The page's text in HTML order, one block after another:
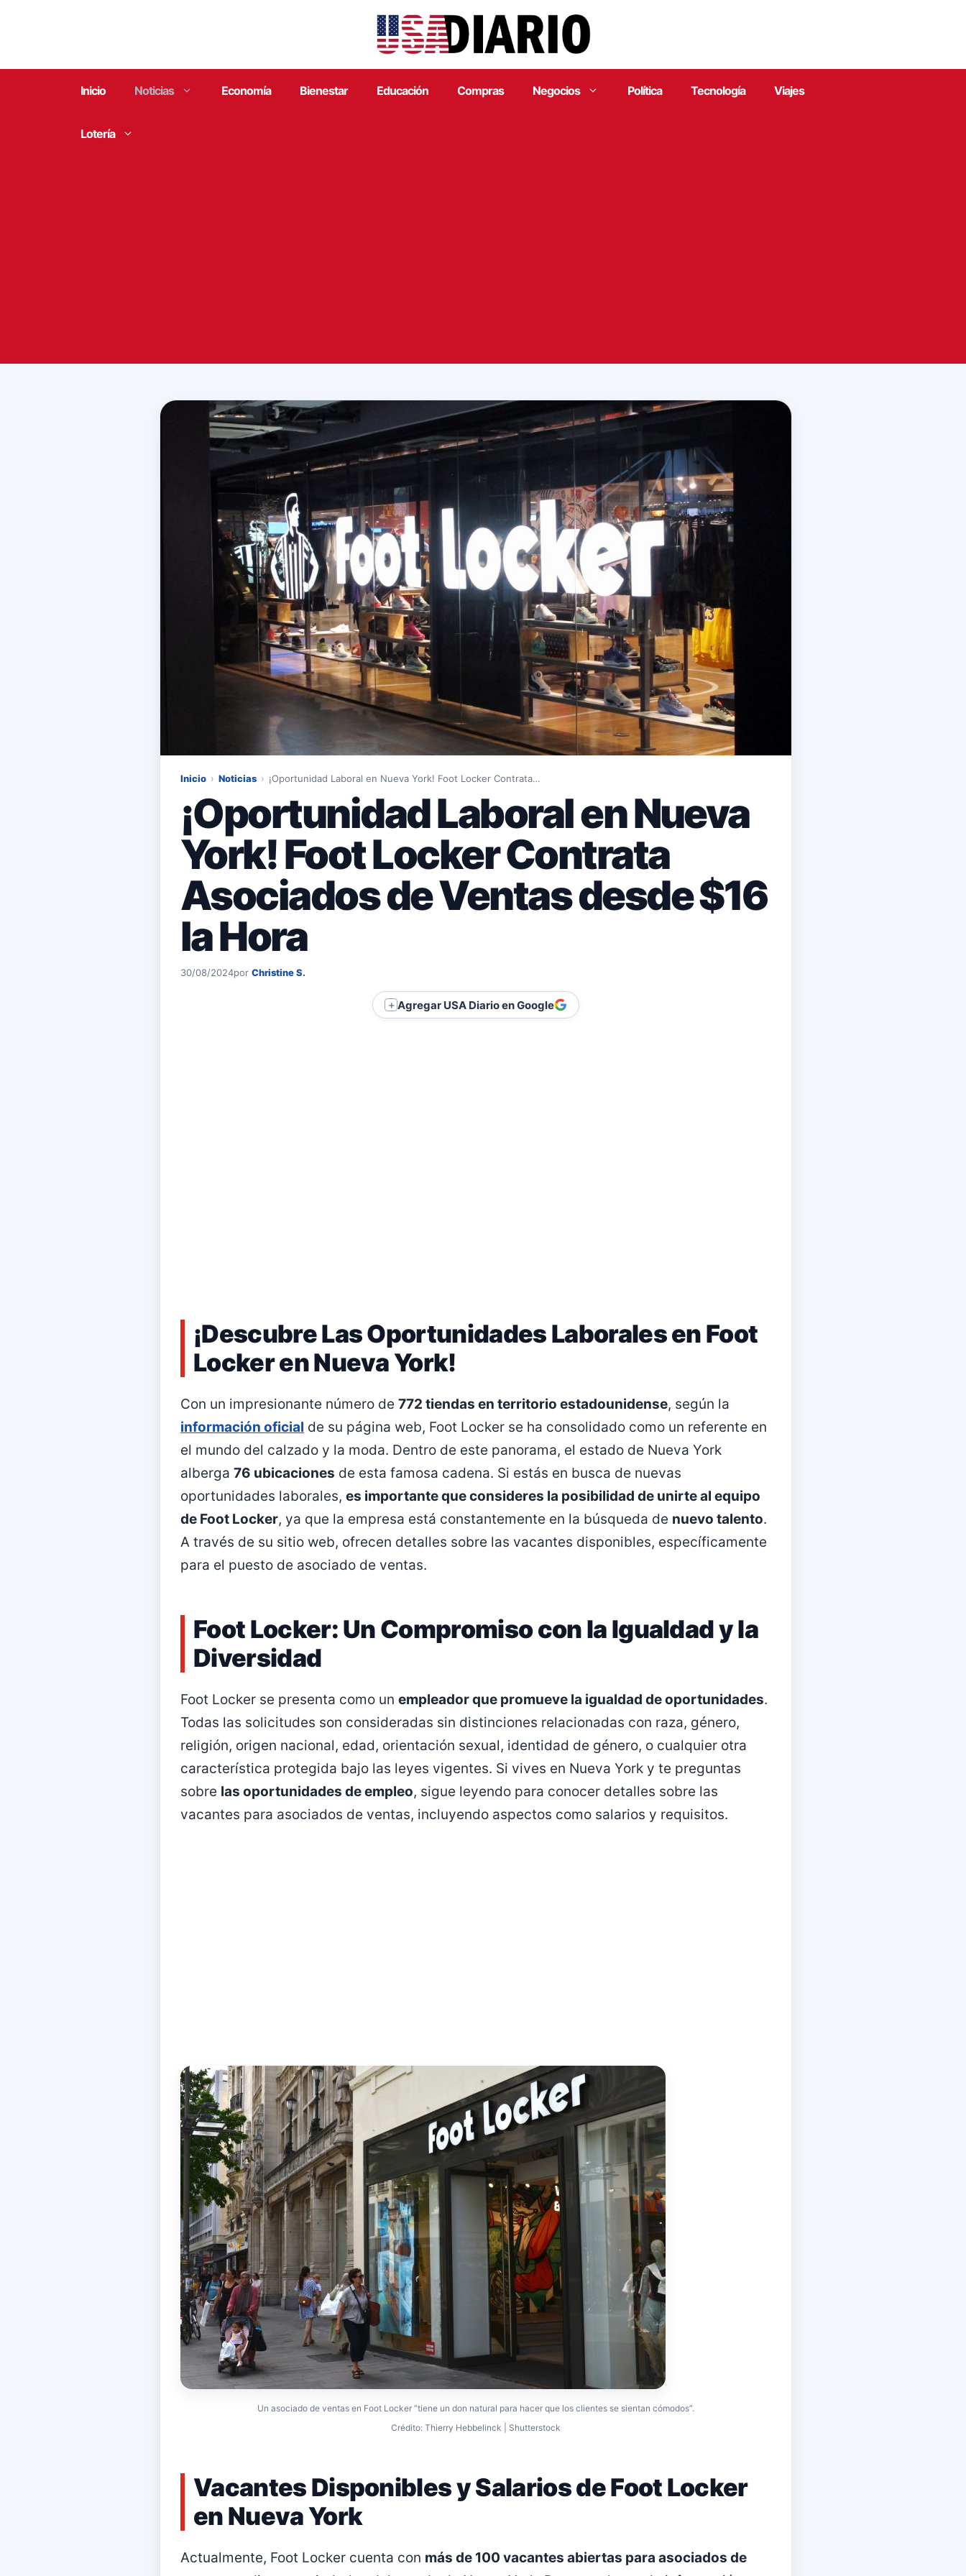
Inicio Noticias Economía Bienestar Educación Compras Negocios Política Tecnología Viajes
Lotería
Inicio › Noticias › ¡Oportunidad Laboral en Nueva York! Foot Locker Contrata…
¡Oportunidad Laboral en Nueva
York! Foot Locker Contrata
Asociados de Ventas desde $16
la Hora
30/08/2024por Christine S.
＋ Agregar USA Diario en Google
¡Descubre Las Oportunidades Laborales en Foot
Locker en Nueva York!
Con un impresionante número de 772 tiendas en territorio estadounidense, según la
información oficial de su página web, Foot Locker se ha consolidado como un referente en
el mundo del calzado y la moda. Dentro de este panorama, el estado de Nueva York
alberga 76 ubicaciones de esta famosa cadena. Si estás en busca de nuevas
oportunidades laborales, es importante que consideres la posibilidad de unirte al equipo
de Foot Locker, ya que la empresa está constantemente en la búsqueda de nuevo talento.
A través de su sitio web, ofrecen detalles sobre las vacantes disponibles, específicamente
para el puesto de asociado de ventas.
Foot Locker: Un Compromiso con la Igualdad y la
Diversidad
Foot Locker se presenta como un empleador que promueve la igualdad de oportunidades.
Todas las solicitudes son consideradas sin distinciones relacionadas con raza, género,
religión, origen nacional, edad, orientación sexual, identidad de género, o cualquier otra
característica protegida bajo las leyes vigentes. Si vives en Nueva York y te preguntas
sobre las oportunidades de empleo, sigue leyendo para conocer detalles sobre las
vacantes para asociados de ventas, incluyendo aspectos como salarios y requisitos.
Un asociado de ventas en Foot Locker “tiene un don natural para hacer que los clientes se sientan cómodos”.
Crédito: Thierry Hebbelinck | Shutterstock
Vacantes Disponibles y Salarios de Foot Locker
en Nueva York
Actualmente, Foot Locker cuenta con más de 100 vacantes abiertas para asociados de